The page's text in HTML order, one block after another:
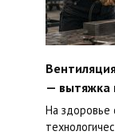
— вытяжка
На здоровье